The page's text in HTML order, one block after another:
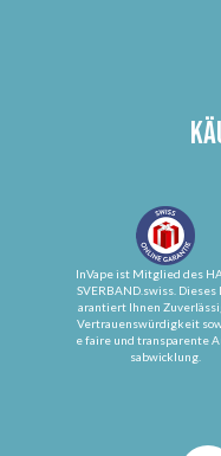
InVape ist Mitglied des
SVERBAND.swiss. Dieses
arantiert Ihnen
Vertrauenswürdigkeit
e faire und transparente
sabwicklung.